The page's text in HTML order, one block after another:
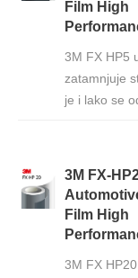
Film High
3M FX HP5
zatamnjuje
je i lako se
3M FX-
Film High
3M FX